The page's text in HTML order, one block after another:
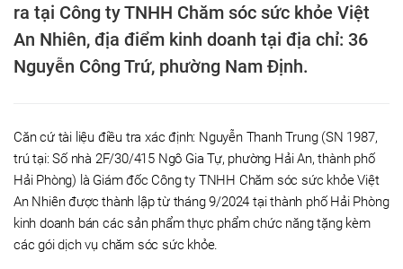
ra tại Công ty TNHH Chăm sóc sức khỏe Việt
An Nhiên, địa điểm kinh doanh tại địa chỉ: 36
Nguyễn Công Trứ, phường Nam Định.
Căn cứ tài liệu điều tra xác định: Nguyễn Thanh Trung (SN 1987,
trú tại: Số nhà 2F/30/415 Ngô Gia Tự, phường Hải An, thành phố
Hải Phòng) là Giám đốc Công ty TNHH Chăm sóc sức khỏe Việt
An Nhiên được thành lập từ tháng 9/2024 tại thành phố Hải Phòng
kinh doanh bán các sản phẩm thực phẩm chức năng tặng kèm
các gói dịch vụ chăm sóc sức khỏe.